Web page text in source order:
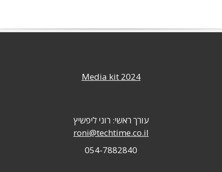
Media kit 2024
עורך ראשי: רוני ליפשיץ
roni@techtime.co.il
054-7882840